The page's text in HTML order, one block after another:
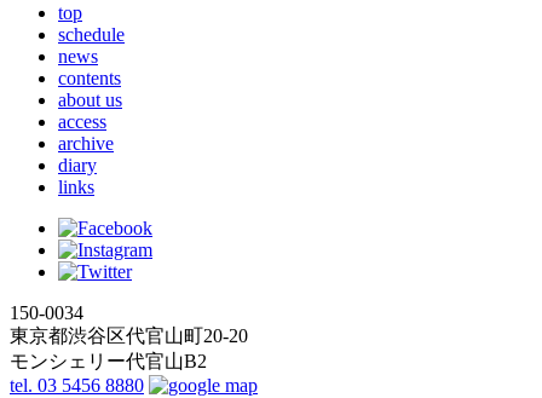
top
schedule
news
contents
about us
access
archive
diary
links
150-0034
東京都渋谷区代官山町20-20
モンシェリー代官山B2
tel. 03 5456 8880